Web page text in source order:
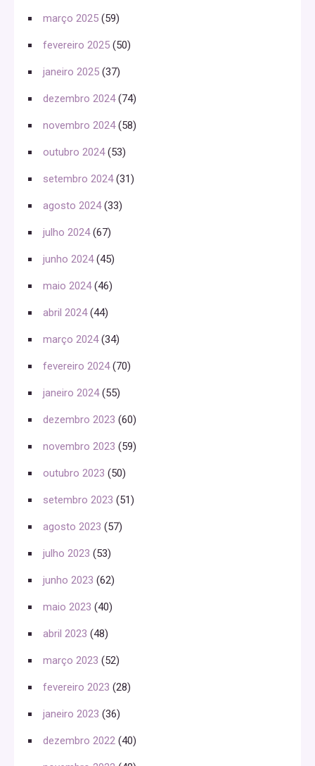
março 2025 (59)
fevereiro 2025 (50)
janeiro 2025 (37)
dezembro 2024(74)
novembro 2024(58)
outubro 2024(53)
setembro 2024(31)
agosto 2024(33)
julho 2024(67)
junho 2024(45)
maio 2024(46)
abril 2024(44)
março 2024(34)
fevereiro 2024(70)
janeiro 2024(55)
dezembro 2023 (60)
novembro 2023 (59)
outubro 2023 (50)
setembro 2023 (51)
agosto 2023 (57)
julho 2023 (53)
junho 2023 (62)
maio 2023 (40)
abril 2023 (48)
março 2023 (52)
fevereiro 2023 (28)
janeiro 2023 (36)
dezembro 2022 (40)